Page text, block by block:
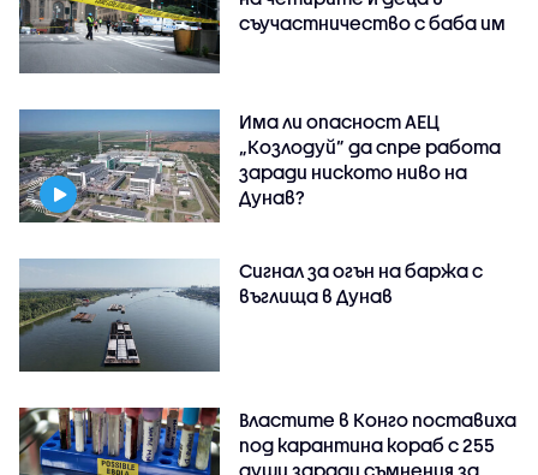
съучастничество с баба им
Има ли опасност АЕЦ
„Козлодуй” да спре работа
заради ниското ниво на
Дунав?
Сигнал за огън на баржа с
въглища в Дунав
Властите в Конго поставиха
под карантина кораб с 255
души заради съмнения за